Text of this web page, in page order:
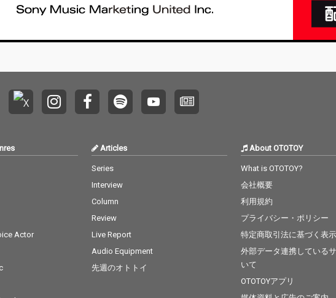
Actor
Articles
Series
Interview
Column
Review
Live Report
Audio Equipment
先週のオトトイ
About OTOTOY
What is OTOTOY?
会社概要
利用規約
プライバシー・ポリシー
特定商取引法に基づく表示
外部データ連携している
いて
OTOTOYアプリ